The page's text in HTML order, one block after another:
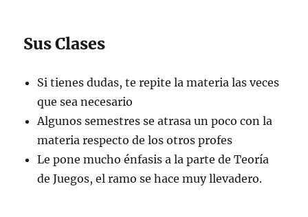
Sus Clases
Si tienes dudas, te repite la materia las veces
que sea necesario
Algunos semestres se atrasa un poco con la
materia respecto de los otros profes
Le pone mucho énfasis a la parte de Teoría
de Juegos, el ramo se hace muy llevadero.